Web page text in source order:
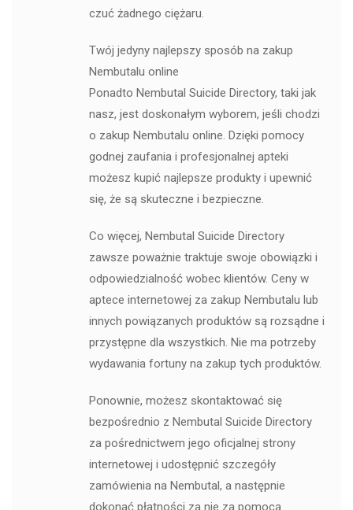
czuć żadnego ciężaru.
Twój jedyny najlepszy sposób na zakup
Nembutalu online
Ponadto Nembutal Suicide Directory, taki jak
nasz, jest doskonałym wyborem, jeśli chodzi
o zakup Nembutalu online. Dzięki pomocy
godnej zaufania i profesjonalnej apteki
możesz kupić najlepsze produkty i upewnić
się, że są skuteczne i bezpieczne.
Co więcej, Nembutal Suicide Directory
zawsze poważnie traktuje swoje obowiązki i
odpowiedzialność wobec klientów. Ceny w
aptece internetowej za zakup Nembutalu lub
innych powiązanych produktów są rozsądne i
przystępne dla wszystkich. Nie ma potrzeby
wydawania fortuny na zakup tych produktów.
Ponownie, możesz skontaktować się
bezpośrednio z Nembutal Suicide Directory
za pośrednictwem jego oficjalnej strony
internetowej i udostępnić szczegóły
zamówienia na Nembutal, a następnie
dokonać płatności za nie za pomocą